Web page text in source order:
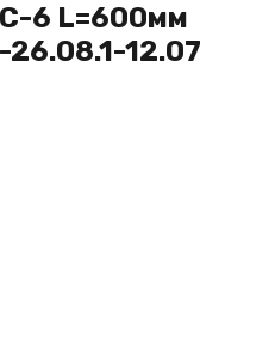
6 L=600мм
12.07